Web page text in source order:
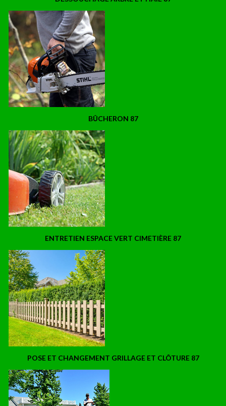
BÛCHERON 87
ENTRETIEN ESPACE VERT CIMETIÈRE 87
POSE ET CHANGEMENT GRILLAGE ET CLÔTURE 87